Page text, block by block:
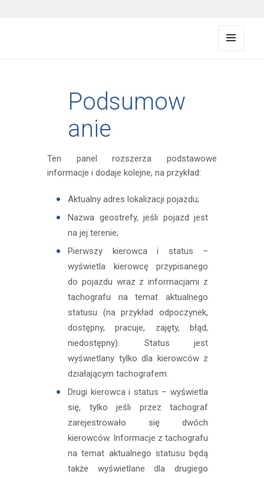
Podsumow
anie
Ten panel rozszerza podstawowe
informacje i dodaje kolejne, na przykład:
Aktualny adres lokalizacji pojazdu;
Nazwa geostrefy, jeśli pojazd jest
na jej terenie;
Pierwszy kierowca i status –
wyświetla kierowcę przypisanego
do pojazdu wraz z informacjami z
tachografu na temat aktualnego
statusu (na przykład odpoczynek,
dostępny, pracuje, zajęty, błąd,
niedostępny). Status jest
wyświetlany tylko dla kierowców z
działającym tachografem.
Drugi kierowca i status – wyświetla
się, tylko jeśli przez tachograf
zarejestrowało się dwóch
kierowców. Informacje z tachografu
na temat aktualnego statusu będą
także wyświetlane dla drugiego